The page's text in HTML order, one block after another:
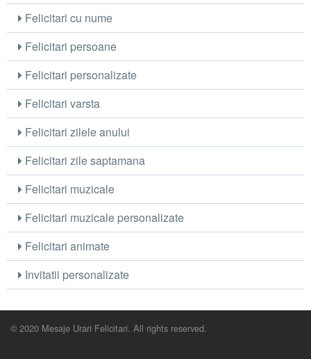
Felicitari cu nume
Felicitari persoane
Felicitari personalizate
Felicitari varsta
Felicitari zilele anului
Felicitari zile saptamana
Felicitari muzicale
Felicitari muzicale personalizate
Felicitari animate
Invitatii personalizate
© 2020 Mesaje Urari Felicitari. All rights reserved.